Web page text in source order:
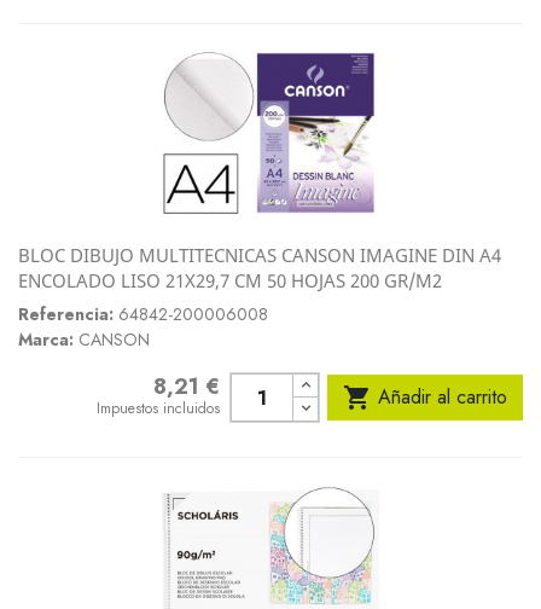
BLOC DIBUJO MULTITECNICAS CANSON IMAGINE DIN A4
ENCOLADO LISO 21X29,7 CM 50 HOJAS 200 GR/M2
Referencia: 64842-200006008
Marca: CANSON
8,21 €
Impuestos incluidos  Añadir al carrito